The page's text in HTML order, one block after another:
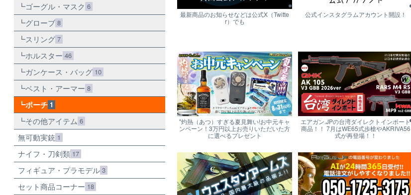
最新商品のお知らせなどは公式X（Twitte
r）でも
公式インスタグラムアカウント開設！
"灼熱（あつ）すぎる夏見舞い!お中元キャ
ンペーン！3万円以上お売りいただいた方
に選べるプレゼント
エアガン.JPの台湾ダイレクトインポート
商品！！ 7月はWE65式歩槍やAKRIVA56
式が再登場！！
ゴーグル・マスク 6
グローブ 8
スリング 7
ホルスター 46
ガンケース・バッグ 10
ベスト・アーマー 8
ポーチ 1
その他アイテム 6
無可動実銃 1
ナイフ・刀剣類 17
フィギュア・プラモデル 3
セット商品コーナー 18